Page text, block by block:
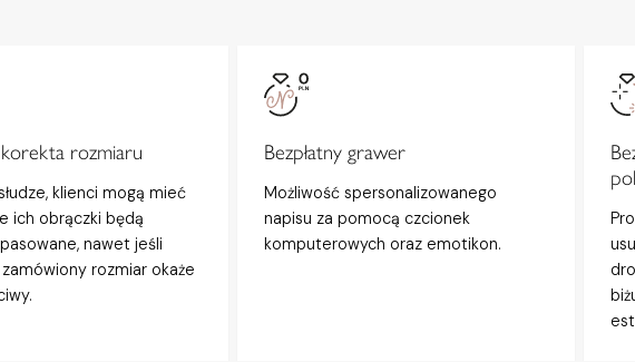
korekta rozmiaru
klienci mogą mieć
ich obrączki będą
nawet jeśli
rozmiar okaże
Bezpłatny grawer
Możliwość spersonalizowanego
napisu za pomocą czcionek
komputerowych oraz emotikon.